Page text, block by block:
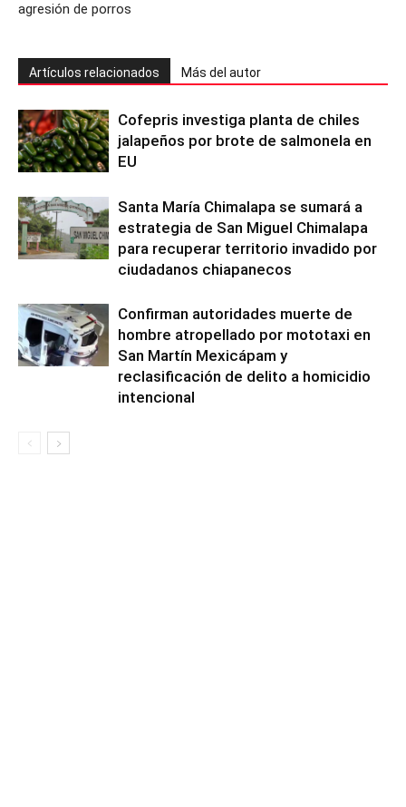
agresión de porros
Artículos relacionados Más del autor
Cofepris investiga planta de chiles
jalapeños por brote de salmonela en
EU
Santa María Chimalapa se sumará a
estrategia de San Miguel Chimalapa
para recuperar territorio invadido por
ciudadanos chiapanecos
Confirman autoridades muerte de
hombre atropellado por mototaxi en
San Martín Mexicápam y
reclasificación de delito a homicidio
intencional